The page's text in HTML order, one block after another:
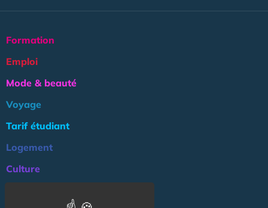
Formation
Emploi
Mode & beauté
Voyage
Tarif étudiant
Logement
Culture